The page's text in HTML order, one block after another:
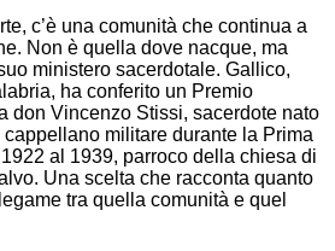
c’è una comunità che continua a
Non è quella dove nacque, ma
ministero sacerdotale. Gallico,
ha conferito un Premio
don Vincenzo Stissi, sacerdote nato
militare durante la Prima
al 1939, parroco della chiesa di
Una scelta che racconta quanto
tra quella comunità e quel